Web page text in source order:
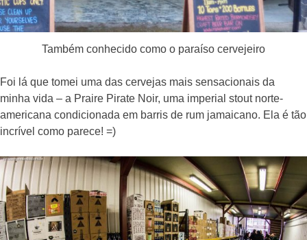
Também conhecido como o paraíso cervejeiro
Foi lá que tomei uma das cervejas mais sensacionais da
minha vida – a Praire Pirate Noir, uma imperial stout norte-
americana condicionada em barris de rum jamaicano. Ela é tão
incrível como parece! =)